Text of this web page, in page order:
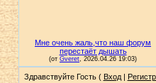
Здравствуйте Гость ( Вход|